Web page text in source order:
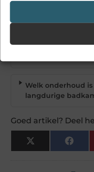
Hoe kan ik mijn
Welk onderhoud
langdurige
Goed artikel? Deel
X
(Twitter)